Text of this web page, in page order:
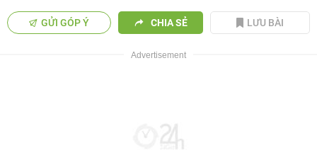
GỬI GÓP Ý CHIA SẺ LƯU BÀI